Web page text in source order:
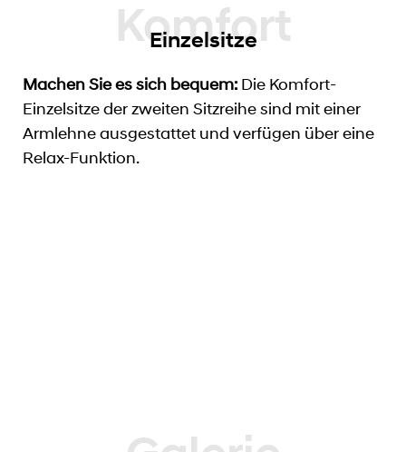
Einzelsitze
Machen Sie es sich bequem: Die Komfort-
Einzelsitze der zweiten Sitzreihe sind mit einer
Armlehne ausgestattet und verfügen über eine
Relax-Funktion.